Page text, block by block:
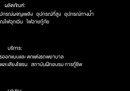
ผลิตภัณฑ์:
กรณ์ผจญเพลิง อุปกรณ์ที่สูง อุปกรณ์ทางน้ำ
ฟฉุกเฉิน ไฟฉายกู้ภัย
บริการ:
อกแบบและ ตกแต่งรถพยาบาล
เสียงไซเรน สถาบันฝึกอบรม การกู้ชีพ